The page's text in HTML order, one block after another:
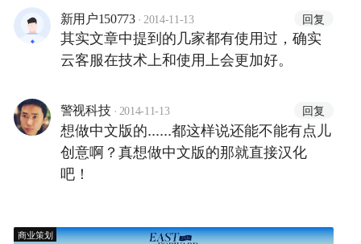
新用户150773 · 2014-11-13 回复
其实文章中提到的几家都有使用过，确实
云客服在技术上和使用上会更加好。
警视科技 · 2014-11-13 回复
想做中文版的......都这样说还能不能有点儿
创意啊？真想做中文版的那就直接汉化
吧！
商业策划